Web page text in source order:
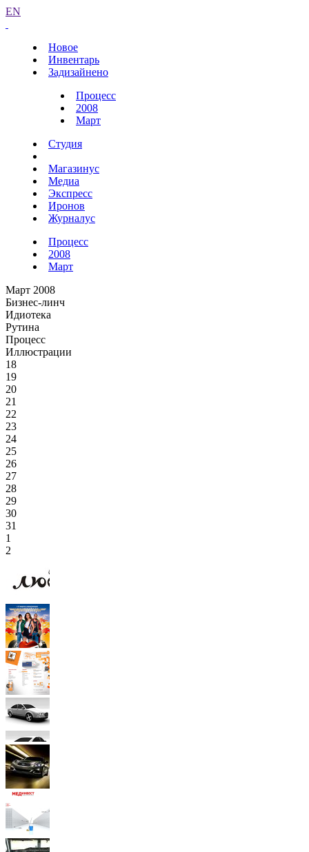
EN
Новое
Инвентарь
Задизайнено
Процесс
2008
Март
Студия
Магазинус
Медиа
Экспресс
Иронов
Журналус
Процесс
2008
Март
Март 2008
Бизнес-линч
Идиотека
Рутина
Процесс
Иллюстрации
18
19
20
21
22
23
24
25
26
27
28
29
30
31
1
2